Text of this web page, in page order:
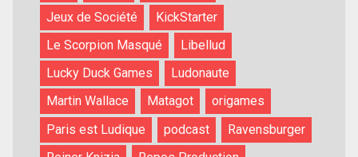
Jeux de Société
KickStarter
Le Scorpion Masqué
Libellud
Lucky Duck Games
Ludonaute
Martin Wallace
Matagot
origames
Paris est Ludique
podcast
Ravensburger